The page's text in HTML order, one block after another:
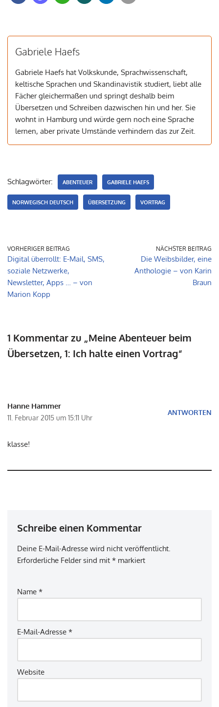
Gabriele Haefs
Gabriele Haefs hat Volkskunde, Sprachwissenschaft,
keltische Sprachen und Skandinavistik studiert, liebt alle
Fächer gleichermaßen und springt deshalb beim
Übersetzen und Schreiben dazwischen hin und her. Sie
wohnt in Hamburg und würde gern noch eine Sprache
lernen, aber private Umstände verhindern das zur Zeit.
Schlagwörter: ABENTEUER GABRIELE HAEFS
NORWEGISCH DEUTSCH ÜBERSETZUNG VORTRAG
VORHERIGER BEITRAG
Digital überrollt: E-Mail, SMS,
soziale Netzwerke,
Newsletter, Apps … – von
Marion Kopp
NÄCHSTER BEITRAG
Die Weibsbilder, eine
Anthologie – von Karin
Braun
1 Kommentar zu „Meine Abenteuer beim
Übersetzen, 1: Ich halte einen Vortrag“
Hanne Hammer
11. Februar 2015 um 15:11 Uhr
ANTWORTEN
klasse!
Schreibe einen Kommentar
Deine E-Mail-Adresse wird nicht veröffentlicht.
Erforderliche Felder sind mit * markiert
Name *
E-Mail-Adresse *
Website